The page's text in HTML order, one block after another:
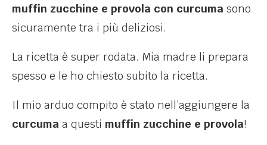
muffin zucchine e provola con curcuma sono
sicuramente tra i più deliziosi.
La ricetta è super rodata. Mia madre li prepara
spesso e le ho chiesto subito la ricetta.
Il mio arduo compito è stato nell’aggiungere la
curcuma a questi muffin zucchine e provola!